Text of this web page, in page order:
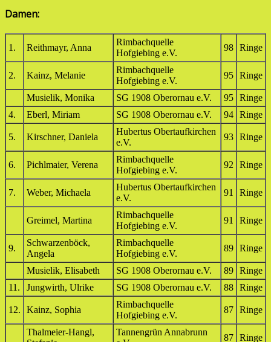
Damen:
1. Reithmayr, Anna
Rimbachquelle
Hofgiebing e.V.
98 Ringe
2. Kainz, Melanie
Rimbachquelle
Hofgiebing e.V.
95 Ringe
Musielik, Monika SG 1908 Oberornau e.V. 95 Ringe
4.
Eberl, Miriam SG 1908 Oberornau e.V. 94 Ringe
5. Kirschner, Daniela
Hubertus Obertaufkirchen
e.V.
93 Ringe
6. Pichlmaier, Verena
Rimbachquelle
Hofgiebing e.V.
92 Ringe
7. Weber, Michaela
Hubertus Obertaufkirchen
e.V.
91 Ringe
Greimel, Martina
Rimbachquelle
Hofgiebing e.V.
91 Ringe
9.
Schwarzenböck,
Angela
Rimbachquelle
Hofgiebing e.V.
89 Ringe
Musielik, Elisabeth SG 1908 Oberornau e.V. 89 Ringe
11.
Jungwirth, Ulrike SG 1908 Oberornau e.V. 88 Ringe
12. Kainz, Sophia
Rimbachquelle
Hofgiebing e.V.
87 Ringe
Thalmeier-Hangl,
Tannengrün Annabrunn
87 Ringe